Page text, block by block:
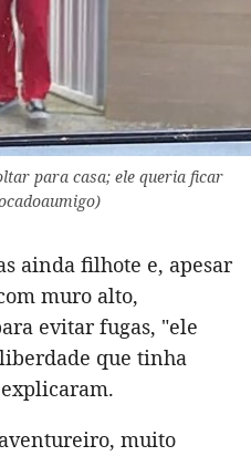
para casa; ele queria ficar
ainda filhote e, apesar
muro alto,
evitar fugas, "ele
que tinha
muito